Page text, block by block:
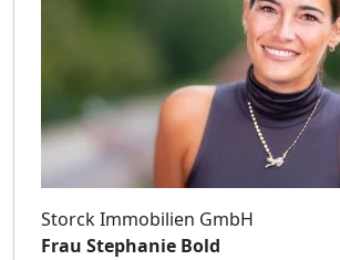
Storck Immobilien GmbH
Frau Stephanie Bold